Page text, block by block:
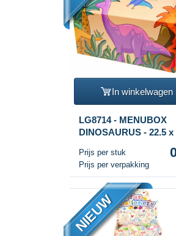
In winkelwagen
LG8714 - MENUBOX
DINOSAURUS - 22.5 x
Prijs per stuk
Prijs per verpakking
NIEUW